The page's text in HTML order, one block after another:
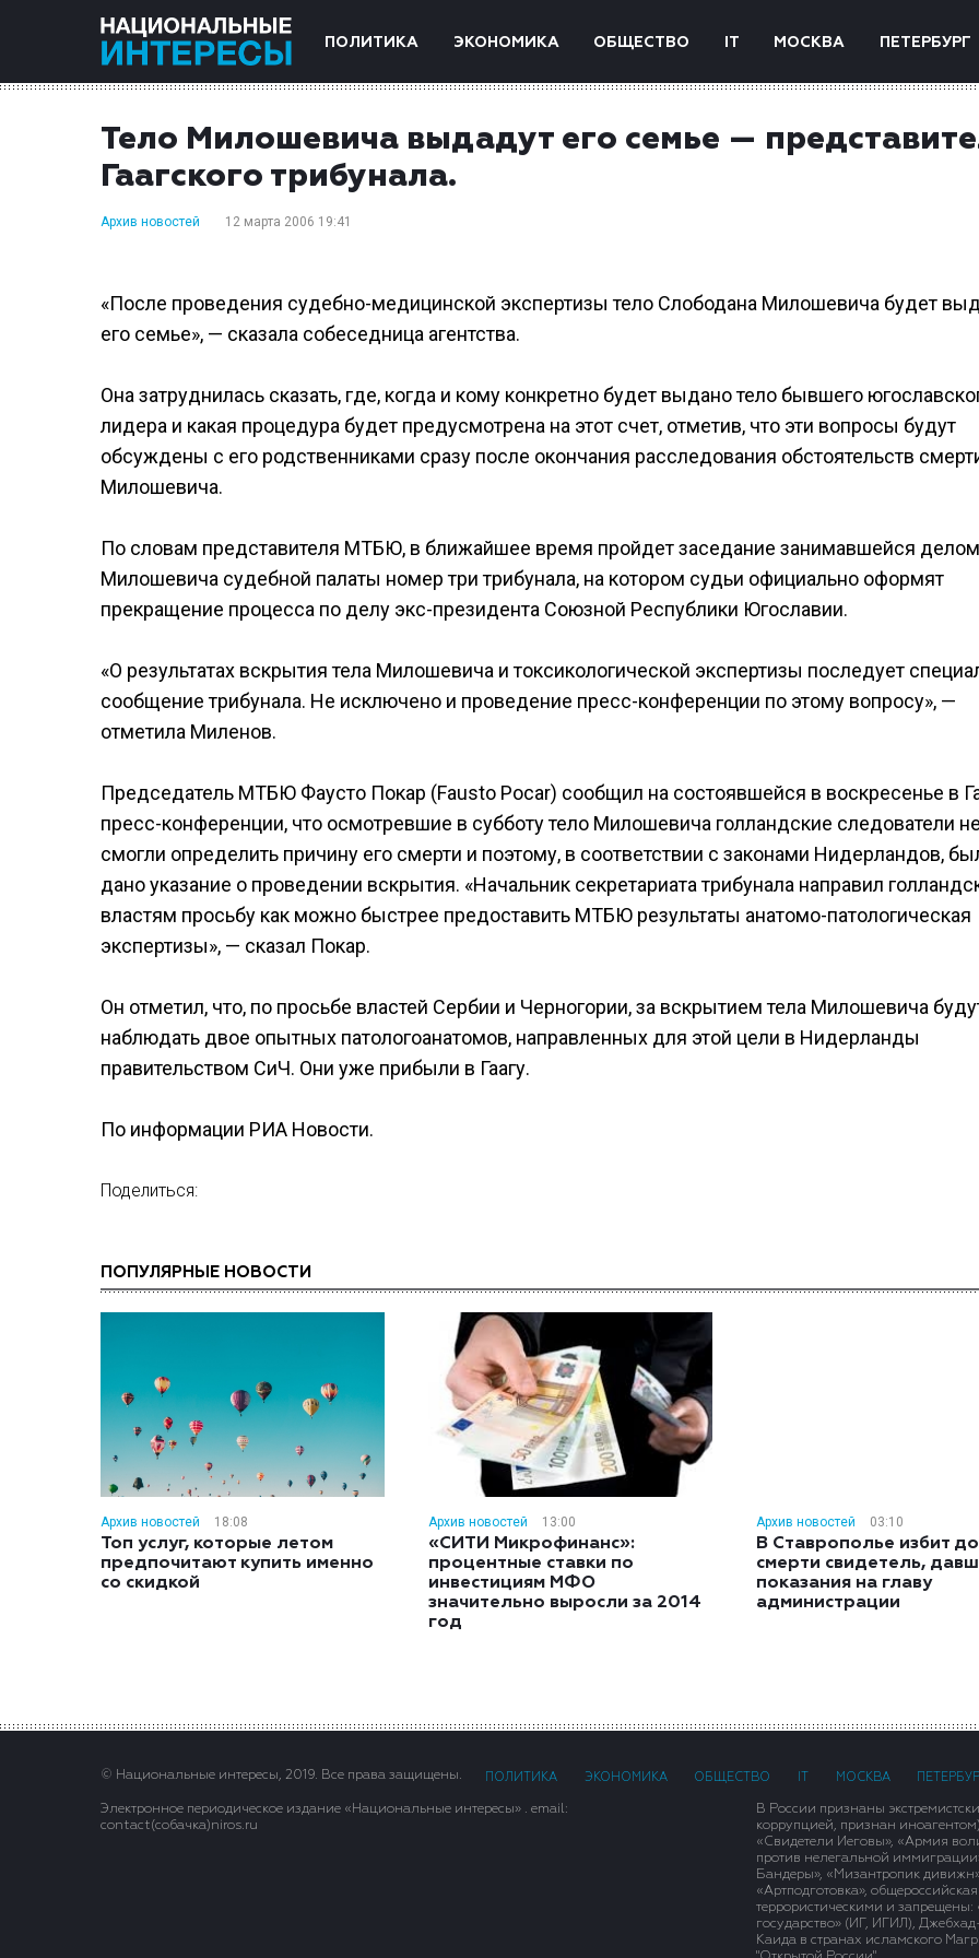
ПОЛИТИКА ЭКОНОМИКА ОБЩЕСТВО IT МОСКВА ПЕТЕРБУРГ
Тело Милошевича выдадут его семье —
Гаагского трибунала.
Архив новостей 12 марта 2006 19:41
«После проведения судебно-медицинской экспертизы тело Слободана Милошевича будет
его семье», — сказала собеседница агентства.
Она затруднилась сказать, где, когда и кому конкретно будет выдано тело бывшего
лидера и какая процедура будет предусмотрена на этот счет, отметив, что эти вопросы будут
обсуждены с его родственниками сразу после окончания расследования обстоятельств
Милошевича.
По словам представителя МТБЮ, в ближайшее время пройдет заседание занимавшейся делом
Милошевича судебной палаты номер три трибунала, на котором судьи официально оформят
прекращение процесса по делу экс-президента Союзной Республики Югославии.
«О результатах вскрытия тела Милошевича и токсикологической экспертизы последует
сообщение трибунала. Не исключено и проведение пресс-конференции по этому вопросу», —
отметила Миленов.
Председатель МТБЮ Фаусто Покар (Fausto Pocar) сообщил на состоявшейся в воскресенье в
пресс-конференции, что осмотревшие в субботу тело Милошевича голландские следователи не
смогли определить причину его смерти и поэтому, в соответствии с законами Нидерландов,
дано указание о проведении вскрытия. «Начальник секретариата трибунала направил
властям просьбу как можно быстрее предоставить МТБЮ результаты анатомо-патологическая
экспертизы», — сказал Покар.
Он отметил, что, по просьбе властей Сербии и Черногории, за вскрытием тела Милошевича
наблюдать двое опытных патологоанатомов, направленных для этой цели в Нидерланды
правительством СиЧ. Они уже прибыли в Гаагу.
По информации РИА Новости.
Поделиться:
ПОПУЛЯРНЫЕ НОВОСТИ
Архив новостей 18:08
Топ услуг, которые летом
предпочитают купить именно
со скидкой
Архив новостей 13:00
«СИТИ Микрофинанс»:
процентные ставки по
инвестициям МФО
значительно выросли за 2014
год
Архив новостей 03:10
В Ставрополье избит до
смерти свидетель,
показания на главу
администрации
© Национальные интересы, 2019. Все права защищены. ПОЛИТИКА ЭКОНОМИКА ОБЩЕСТВО МОСКВА
Электронное периодическое издание «Национальные интересы» . email:
contact(сoбaчка)niros.ru
В России признаны
коррупцией, признан
«Свидетели Иеговы», «Армия
против нелегальной
Бандеры», «Мизантропик
«Артподготовка»,
террористическими и
государство» (ИГ, ИГИЛ),
Каида в странах исламского